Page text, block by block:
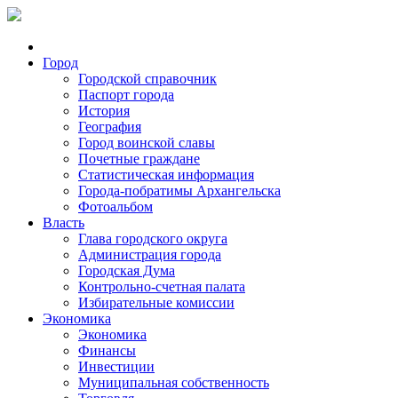
Город
Городской справочник
Паспорт города
История
География
Город воинской славы
Почетные граждане
Статистическая информация
Города-побратимы Архангельска
Фотоальбом
Власть
Глава городского округа
Администрация города
Городская Дума
Контрольно-счетная палата
Избирательные комиссии
Экономика
Экономика
Финансы
Инвестиции
Муниципальная собственность